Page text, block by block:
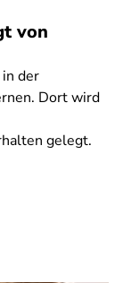
von
der
Dort wird
gelegt.